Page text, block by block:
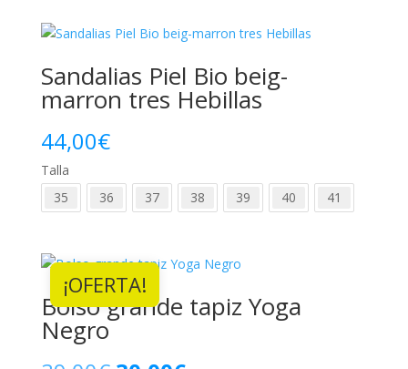
Sandalias Piel Bio beig-
marron tres Hebillas
44,00€
Talla
35
36 37 38 39 40 41
¡OFERTA!
Bolso grande tapiz Yoga
Negro